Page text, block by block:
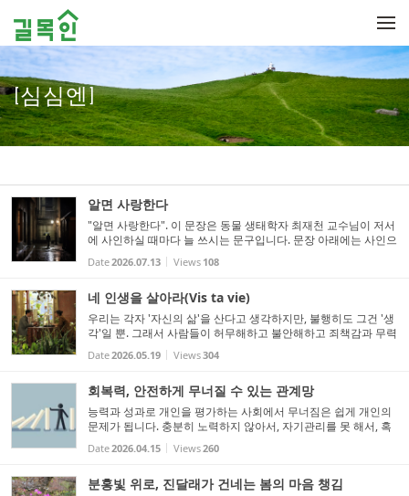
[심심엔]
알면 사랑한다
"알면 사랑한다". 이 문장은 동물 생태학자 최재천 교수님이 저서
에 사인하실 때마다 늘 쓰시는 문구입니다. 문장 아래에는 사인으
로, 교수님 본인 이름의 초성 ㅊㅈㅊ 세 글자를 나란히 붙여 쓰시
는데, 두 개의 ㅊ 글자가 가운데 ㅈ과 딱 붙어있는 모양이 마...
Date2026.07.13 Views 108
네 인생을 살아라(Vis ta vie)
우리는 각자 '자신의 삶'을 산다고 생각하지만, 불행히도 그건 '생
각'일 뿐. 그래서 사람들이 허무해하고 불안해하고 죄책감과 무력
감에 빠지는 것 아닌가. 마찬가지로, 곧 나이 60을 바라보는 나도
여전히 '나는 내 삶을 살고 있나?'...
Date2026.05.19 Views304
회복력, 안전하게 무너질 수 있는 관계망
능력과 성과로 개인을 평가하는 사회에서 무너짐은 쉽게 개인의
문제가 됩니다. 충분히 노력하지 않아서, 자기관리를 못 해서, 혹
은 마음이 약해서라는 식입니다. 이러한 외부의 시선이 내면의 목
소리로 자리 잡으면 혼자 있어도 긴장을 풀 수 없게 됩니다. ...
Date2026.04.15 Views260
분홍빛 위로, 진달래가 건네는 봄의 마음 챙김